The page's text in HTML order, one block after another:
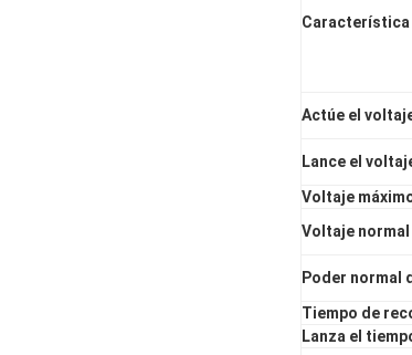
Actúe el
Lance el
Voltaje
Voltaje normal
Poder normal
Tiempo de
Lanza el